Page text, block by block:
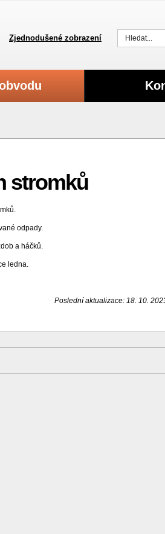
Zjednodušené zobrazení
stromků
odpady.
a háčků.
ledna.
Poslední aktualizace: 18. 10.